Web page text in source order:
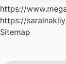
https://
https://
Sitemap